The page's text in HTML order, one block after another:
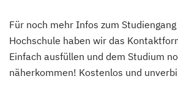
Für noch mehr Infos zum
Hochschule haben wir das
Einfach ausfüllen und dem Studium
näherkommen! Kostenlos und